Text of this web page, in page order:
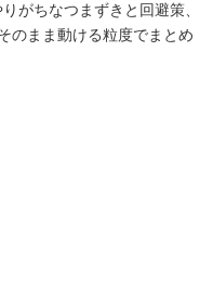
がちなつまずきと回避策、
のまま動ける粒度でまとめ